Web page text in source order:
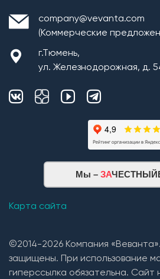
company@vevanta.com
(Коммерческие
г.Тюмень,
ул. Железнодорожная, д.
Мы – ЗА
Карта сайта
©2014-2026 Компания
защищены. При использование
гиперссылка обязательна. Сайт